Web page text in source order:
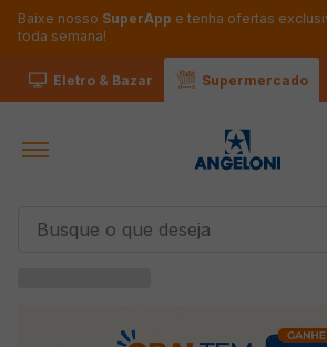
Baixe nosso SuperApp e tenha ofertas
toda semana!
Eletro & Bazar Supermercado